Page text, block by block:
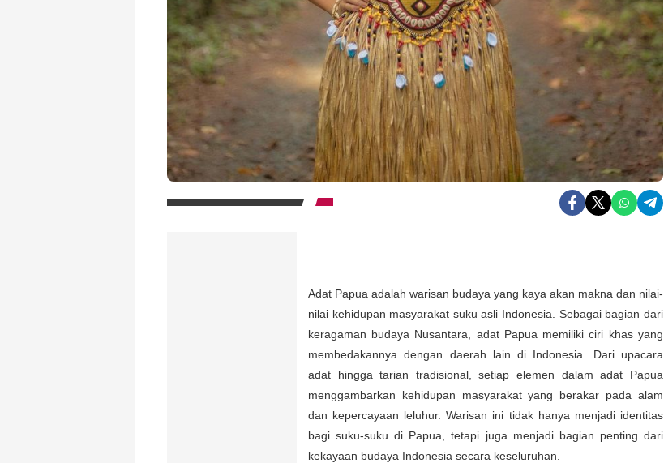
Adat Papua adalah warisan budaya yang kaya akan makna dan nilai-
nilai kehidupan masyarakat suku asli Indonesia. Sebagai bagian dari
keragaman budaya Nusantara, adat Papua memiliki ciri khas yang
membedakannya dengan daerah lain di Indonesia. Dari upacara
adat hingga tarian tradisional, setiap elemen dalam adat Papua
menggambarkan kehidupan masyarakat yang berakar pada alam
dan kepercayaan leluhur. Warisan ini tidak hanya menjadi identitas
bagi suku-suku di Papua, tetapi juga menjadi bagian penting dari
kekayaan budaya Indonesia secara keseluruhan.